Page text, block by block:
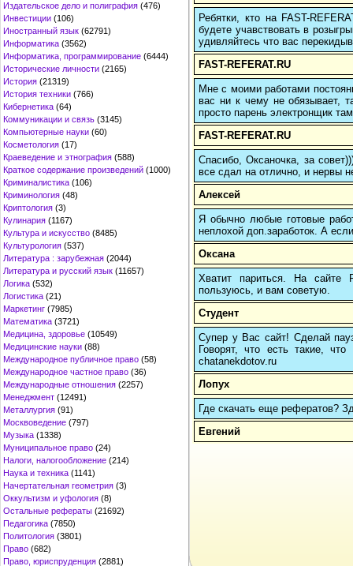
Издательское дело и полиграфия (476)
Инвестиции (106)
Иностранный язык (62791)
Информатика (3562)
Информатика, программирование (6444)
Исторические личности (2165)
История (21319)
История техники (766)
Кибернетика (64)
Коммуникации и связь (3145)
Компьютерные науки (60)
Косметология (17)
Краеведение и этнография (588)
Краткое содержание произведений (1000)
Криминалистика (106)
Криминология (48)
Криптология (3)
Кулинария (1167)
Культура и искусство (8485)
Культурология (537)
Литература : зарубежная (2044)
Литература и русский язык (11657)
Логика (532)
Логистика (21)
Маркетинг (7985)
Математика (3721)
Медицина, здоровье (10549)
Медицинские науки (88)
Международное публичное право (58)
Международное частное право (36)
Международные отношения (2257)
Менеджмент (12491)
Металлургия (91)
Москвоведение (797)
Музыка (1338)
Муниципальное право (24)
Налоги, налогообложение (214)
Наука и техника (1141)
Начертательная геометрия (3)
Оккультизм и уфология (8)
Остальные рефераты (21692)
Педагогика (7850)
Политология (3801)
Право (682)
Право, юриспруденция (2881)
Ребятки, кто на FAST-
будете учавствовать в
удивляйтесь что вас
FAST-REFERAT.RU
Мне с моими работами
вас ни к чему не обязывает,
просто парень электронщик
FAST-REFERAT.RU
Спасибо, Оксаночка, за
все сдал на отлично, и нервы
Алексей
Я обычно любые готовые
неплохой доп.заработок. А
Оксана
Хватит париться. На
пользуюсь, и вам советую.
Студент
Супер у Вас сайт! Сделай
Говорят, что есть такие,
chatanekdotov.ru
Лопух
Где скачать еще рефератов?
Евгений